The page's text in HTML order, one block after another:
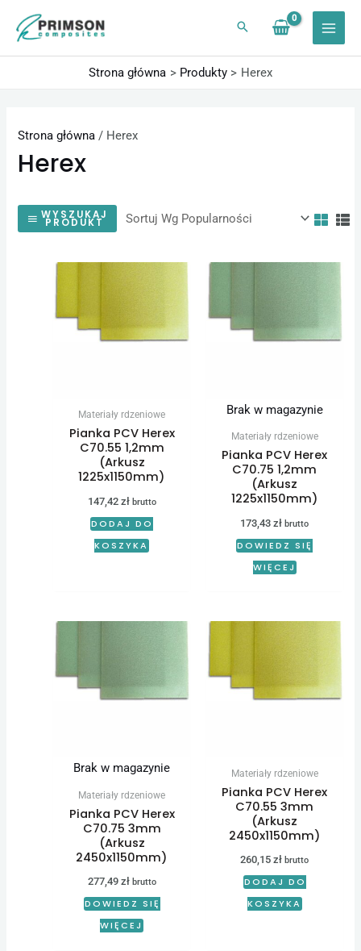
treści
Strona główna
Produkty Herex
Strona główna / Herex
Herex
WYSZUKAJ
PRODUKT
Materiały rdzeniowe
Pianka PCV Herex
C70.55 1,2mm
(Arkusz
1225x1150mm)
147,42 zł brutto
DODAJ DO
KOSZYKA
Brak w magazynie
Materiały rdzeniowe
Pianka PCV Herex
C70.75 1,2mm
(Arkusz
1225x1150mm)
173,43zł brutto
DOWIEDZ SIĘ
WIĘCEJ
Brak w magazynie
Materiały rdzeniowe
Pianka PCV Herex
C70.75 3mm
(Arkusz
2450x1150mm)
277,49 zł brutto
DOWIEDZ SIĘ
WIĘCEJ
Materiały rdzeniowe
Pianka PCV Herex
C70.55 3mm
(Arkusz
2450x1150mm)
260,15zł brutto
DODAJ DO
KOSZYKA